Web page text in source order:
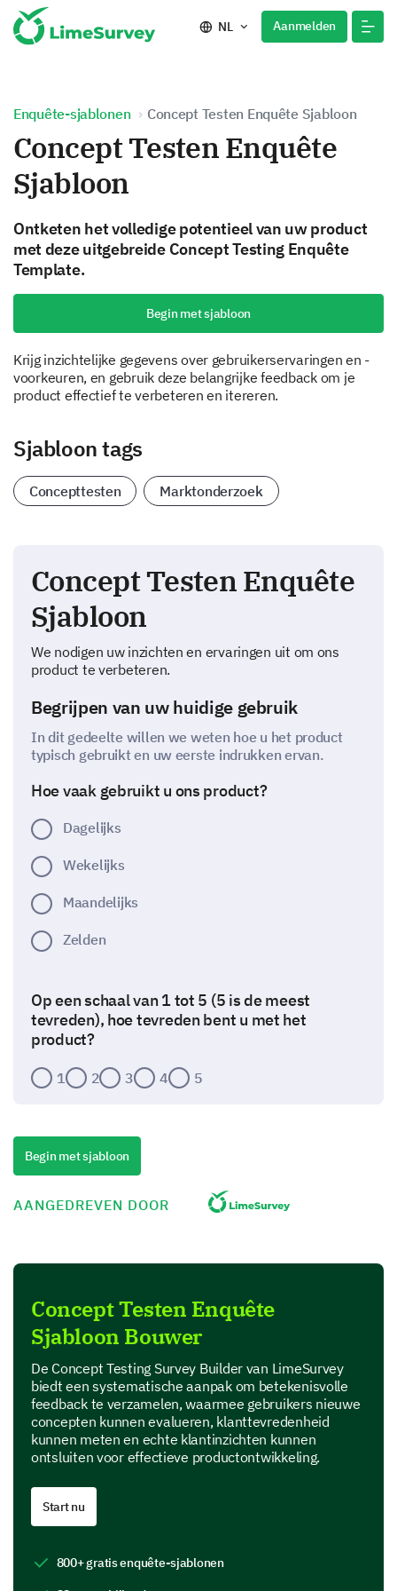
NL Aanmelden
Enquête-sjablonen Concept Testen Enquête Sjabloon
Concept Testen Enquête
Sjabloon
Ontketen het volledige potentieel van uw product
met deze uitgebreide Concept Testing Enquête
Template.
Begin met sjabloon
Krijg inzichtelijke gegevens over gebruikerservaringen en -
voorkeuren, en gebruik deze belangrijke feedback om je
product effectief te verbeteren en itereren.
Sjabloon tags
Concepttesten Marktonderzoek
Concept Testen Enquête
Sjabloon
We nodigen uw inzichten en ervaringen uit om ons
product te verbeteren.
Begrijpen van uw huidige gebruik
In dit gedeelte willen we weten hoe u het product
typisch gebruikt en uw eerste indrukken ervan.
Hoe vaak gebruikt u ons product?
Dagelijks
Wekelijks
Maandelijks
Zelden
Op een schaal van 1 tot 5 (5 is de meest
tevreden), hoe tevreden bent u met het
product?
1 2 3 4 5
We zijn geïnteresseerd in uw blik op een nieuw
concept dat we momenteel ontwikkelen.
Beschrijf in één zin uw eerste indruk van het
Gelooft u dat het nieuwe concept de huidige
problemen met het product adequaat
aanpakt?
Ja Weet niet Nee
Prioritering van Kenmerken
Dit gedeelte richt zich op de potentiële kenmerken
van het nieuwe concept.
Plaats deze kenmerken (van het meest tot het
minste nuttig) voor het nieuwe concept.
Begin met sjabloon
AANGEDREVEN DOOR
Concept Testen Enquête
Sjabloon Bouwer
De Concept Testing Survey Builder van LimeSurvey
biedt een systematische aanpak om betekenisvolle
feedback te verzamelen, waarmee gebruikers nieuwe
concepten kunnen evalueren, klanttevredenheid
kunnen meten en echte klantinzichten kunnen
ontsluiten voor effectieve productontwikkeling.
Start nu
800+ gratis enquête-sjablonen